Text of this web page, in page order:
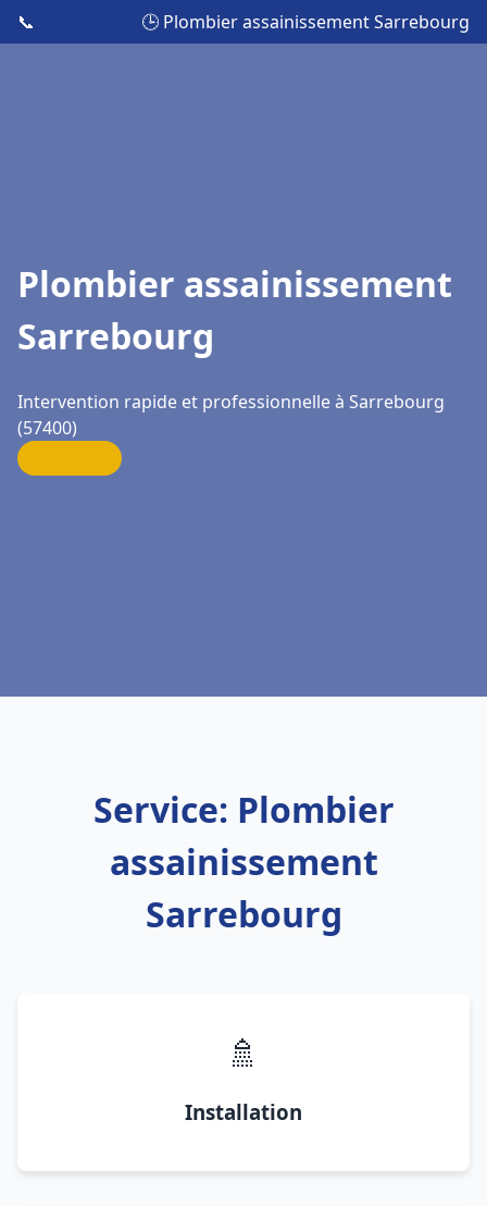
📞 🕒 Plombier assainissement Sarrebourg
Plombier assainissement
Sarrebourg
Intervention rapide et professionnelle à Sarrebourg
(57400)
Service: Plombier
assainissement
Sarrebourg
🚿
Installation